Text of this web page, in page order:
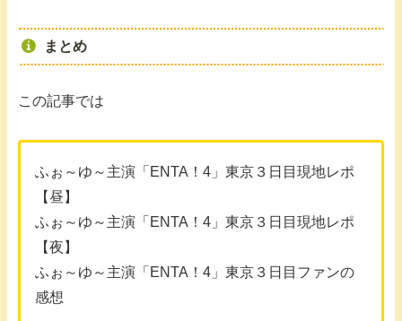
まとめ
この記事では
ふぉ～ゆ～主演「ENTA！4」東京３日目現地レポ
【昼】
ふぉ～ゆ～主演「ENTA！4」東京３日目現地レポ
【夜】
ふぉ～ゆ～主演「ENTA！4」東京３日目ファンの
感想